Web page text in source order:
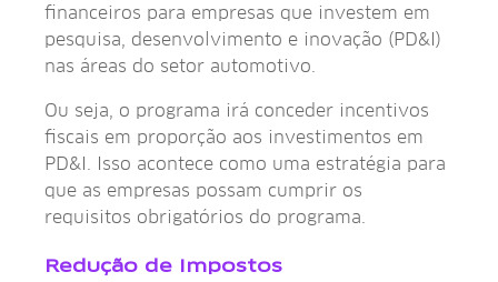
financeiros para empresas que investem em
pesquisa, desenvolvimento e inovação (PD&I)
nas áreas do setor automotivo.
Ou seja, o programa irá conceder incentivos
fiscais em proporção aos investimentos em
PD&I. Isso acontece como uma estratégia para
que as empresas possam cumprir os
requisitos obrigatórios do programa.
Redução de Impostos